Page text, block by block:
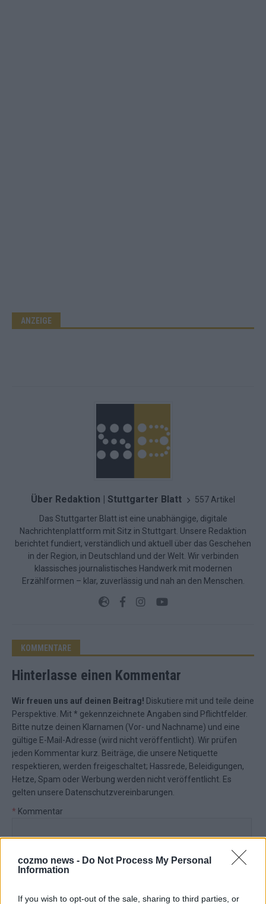
cozmo news - Do Not Process My Personal
Information
If you wish to opt-out of the sale, sharing to third parties, or
ANZEIGE
Über Redaktion | Stuttgarter Blatt 557 Artikel
Das Stuttgarter Blatt ist eine unabhängige, digitale
Nachrichtenplattform mit Sitz in Stuttgart. Unsere Redaktion
berichtet fundiert, verständlich und aktuell über das Geschehen
in der Region, in Deutschland und der Welt. Wir verbinden
klassisches journalistisches Handwerk mit modernen
Erzählformen – klar, zuverlässig und nah an den Menschen.
KOMMENTARE
Hinterlasse einen Kommentar
Wir freuen uns auf deinen Beitrag! Diskutiere mit und teile deine
Perspektive. Mit * gekennzeichnete Angaben sind Pflichtfelder.
Bitte nutze deinen Klarnamen (Vor- und Nachname) und eine
gültige E-Mail-Adresse (wird nicht veröffentlicht). Wir prüfen
jeden Kommentar kurz. Beiträge, die unsere Netiquette
respektieren, werden freigeschaltet; Hassrede, Beleidigungen,
Hetze, Spam oder Werbung werden nicht veröffentlicht. Es
gelten unsere Datenschutzvereinbarungen
* Kommentar
Vor- und Nachname